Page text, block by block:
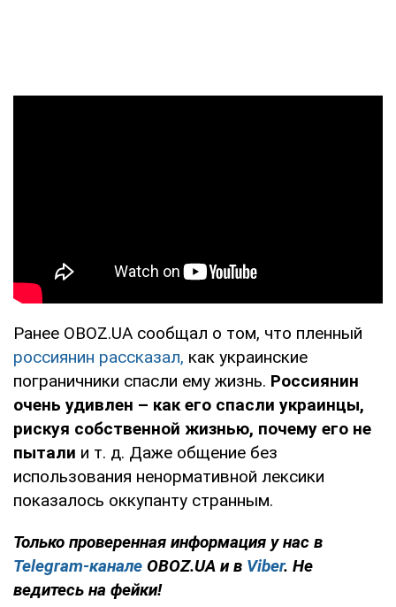
Ранее OBOZ.UA сообщал о том, что пленный
россиянин рассказал, как украинские
пограничники спасли ему жизнь. Россиянин
очень удивлен – как его спасли украинцы,
рискуя собственной жизнью, почему его не
пытали и т. д. Даже общение без
использования ненормативной лексики
показалось оккупанту странным.
Только проверенная информация у нас в
Telegram-канале OBOZ.UA и в Viber. Не
ведитесь на фейки!